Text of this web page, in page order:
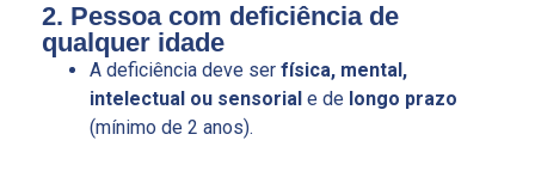
2. Pessoa com deficiência de
qualquer idade
A deficiência deve ser física, mental,
intelectual ou sensorial e de longo prazo
(mínimo de 2 anos).